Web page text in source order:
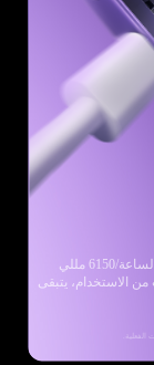
جرِّب قوة البطارية طويلة الأمد بقدرة 6500 مللي أمبير/الساعة/6150 مللي
احتياجاتك. وحتى بعد 6 سنوات من الاستخدام، يتبقى